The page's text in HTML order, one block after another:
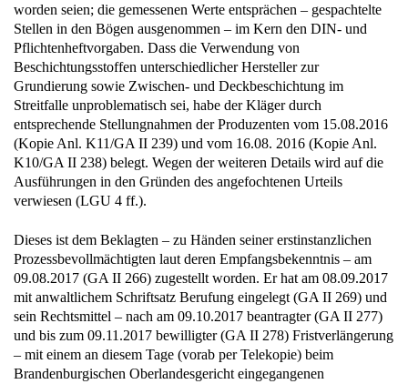
worden seien; die gemessenen Werte entsprächen – gespachtelte
Stellen in den Bögen ausgenommen – im Kern den DIN- und
Pflichtenheftvorgaben. Dass die Verwendung von
Beschichtungsstoffen unterschiedlicher Hersteller zur
Grundierung sowie Zwischen- und Deckbeschichtung im
Streitfalle unproblematisch sei, habe der Kläger durch
entsprechende Stellungnahmen der Produzenten vom 15.08.2016
(Kopie Anl. K11/GA II 239) und vom 16.08. 2016 (Kopie Anl.
K10/GA II 238) belegt. Wegen der weiteren Details wird auf die
Ausführungen in den Gründen des angefochtenen Urteils
verwiesen (LGU 4 ff.).
Dieses ist dem Beklagten – zu Händen seiner erstinstanzlichen
Prozessbevollmächtigten laut deren Empfangsbekenntnis – am
09.08.2017 (GA II 266) zugestellt worden. Er hat am 08.09.2017
mit anwaltlichem Schriftsatz Berufung eingelegt (GA II 269) und
sein Rechtsmittel – nach am 09.10.2017 beantragter (GA II 277)
und bis zum 09.11.2017 bewilligter (GA II 278) Fristverlängerung
– mit einem an diesem Tage (vorab per Telekopie) beim
Brandenburgischen Oberlandesgericht eingegangenen